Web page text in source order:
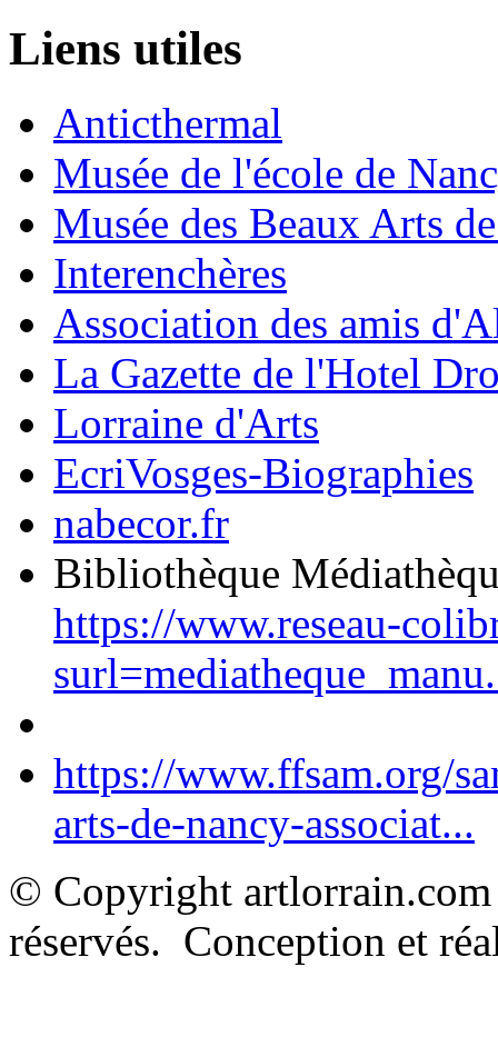
Liens utiles
Anticthermal
Musée de l'école de
Musée des Beaux Arts
Interenchères
Association des amis
La Gazette de l'Hotel
Lorraine d'Arts
EcriVosges-Biographies
nabecor.fr
Bibliothèque
https://www.reseau-
https://www.ffsam.org/
arts-de-nancy-associat...
© Copyright
réservés. Conception et